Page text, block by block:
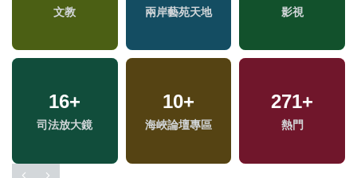
文教 兩岸藝苑天地 影視
16+
司法放大鏡
10+
海峽論壇專區
271+
熱門